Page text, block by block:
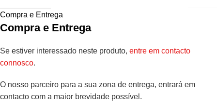
Compra e Entrega
Compra e Entrega
Se estiver interessado neste produto, entre em contacto
connosco.
O nosso parceiro para a sua zona de entrega, entrará em
contacto com a maior brevidade possível.